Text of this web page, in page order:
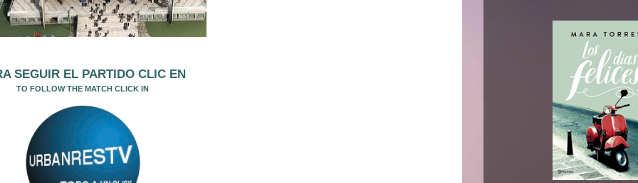
SEGUIR EL PARTIDO CLIC EN
TO FOLLOW THE MATCH CLICK IN